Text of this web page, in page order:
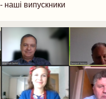
наші випускники